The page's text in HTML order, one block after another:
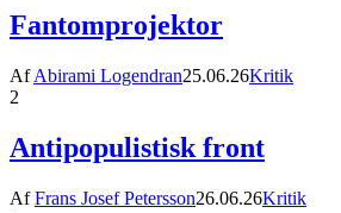
Fantomprojektor
AfAbirami Logendran25.06.26Kritik
2
Antipopulistisk front
AfFrans Josef Petersson26.06.26Kritik